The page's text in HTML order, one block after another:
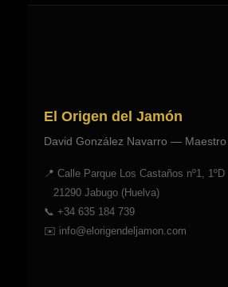
El Origen del Jamón
David González Navarro —
📍 Calle Parque Los Castaños nº1, 1ºD
21290 Jabugo (Huelva)
📞 +34 635 184 739
✉️ info@elorigendeljamon.com